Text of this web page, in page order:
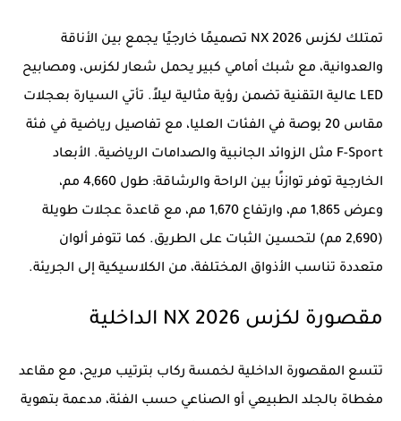
تمتلك لكزس NX 2026 تصميمًا خارجيًا يجمع بين الأناقة
والعدوانية، مع شبك أمامي كبير يحمل شعار لكزس، ومصابيح
LED عالية التقنية تضمن رؤية مثالية ليلاً. تأتي السيارة بعجلات
مقاس 20 بوصة في الفئات العليا، مع تفاصيل رياضية في فئة
F-Sport مثل الزوائد الجانبية والصدامات الرياضية. الأبعاد
الخارجية توفر توازنًا بين الراحة والرشاقة: طول 4,660 مم،
وعرض 1,865 مم، وارتفاع 1,670 مم، مع قاعدة عجلات طويلة
(2,690 مم) لتحسين الثبات على الطريق. كما تتوفر ألوان
متعددة تناسب الأذواق المختلفة، من الكلاسيكية إلى الجريئة.
مقصورة لكزس NX 2026 الداخلية
تتسع المقصورة الداخلية لخمسة ركاب بترتيب مريح، مع مقاعد
مغطاة بالجلد الطبيعي أو الصناعي حسب الفئة، مدعمة بتهوية